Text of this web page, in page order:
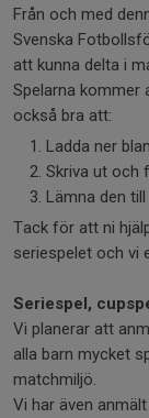
Från och med
Svenska
att kunna delta i
Spelarna kommer
också bra att:
Ladda ner
Skriva ut och
Lämna den
Tack för att ni
seriespelet och vi
Seriespel,
Vi planerar att
alla barn mycket
matchmiljö.
Vi har även